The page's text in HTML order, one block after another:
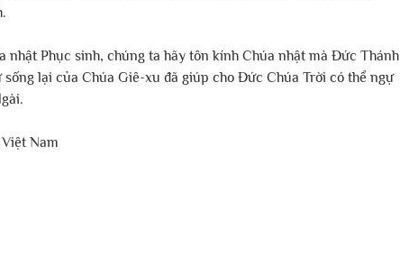
nhật Phục sinh, chúng ta hãy tôn kính Chúa nhật mà Đức Thánh
lại của Chúa Giê-xu đã giúp cho Đức Chúa Trời có thể ngự
Nam